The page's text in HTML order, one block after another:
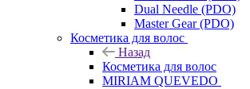
Dual Needle (PDO)
Master Gear (PDO)
Косметика для волос
Назад
Косметика для волос
MIRIAM QUEVEDO